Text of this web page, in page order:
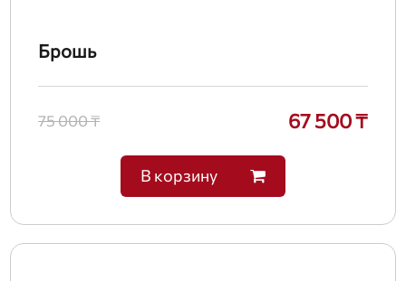
Брошь
75 000 ₸ 67 500 ₸
В корзину